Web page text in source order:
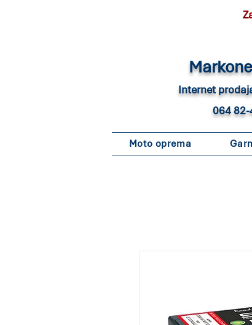
Marko
Internet pro
064
Moto oprema